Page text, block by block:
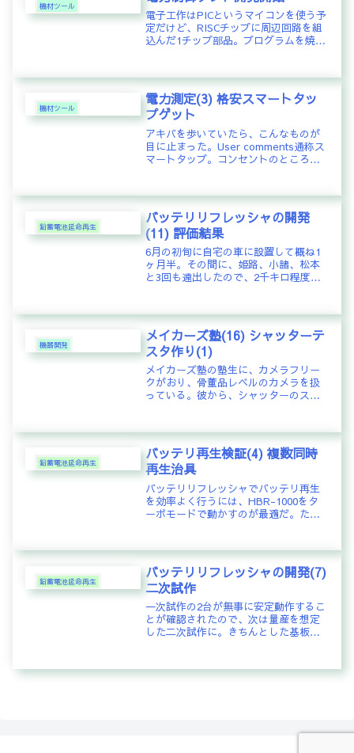
機材ツール
電子工作はPICというマイコンを使う予
定だけど、RISCチップに周辺回路を組
込んだ1チップ部品。プログラムを焼込
て、色々な種類がある。こいつに、プ
ログラムを焼込むツールがPI...
機材ツール
電力測定(3) 格安スマートタッ
プゲット
アキバを歩いていたら、こんなものが
目に止まった。User comments通称ス
マートタップ。コンセントのところに
いうもの。スマートタップなら、それ
で終わりだが、こいつはさ...
鉛蓄電池延命再生
バッテリリフレッシャの開発
(11) 評価結果
6月の初旬に自宅の車に設置して概ね1
ヶ月半。その間に、姫路、小諸、松本
と3回も遠出したので、2千キロ程度は
したのが、昨年の1月末なので、バッテ
リーは1年半使っていることに...
機器開発
メイカーズ塾(16) シャッターテ
スタ作り(1)
メイカーズ塾の塾生に、カメラフリー
クがおり、骨董品レベルのカメラを扱
っている。彼から、シャッターのスピ
ラの詳細には明るくないので、さっそ
く調べてみた。カメラには絞りと並ん
で...
鉛蓄電池延命再生
バッテリ再生検証(4) 複数同時
再生治具
バッテリリフレッシャでバッテリ再生
を効率よく行うには、HBR-1000をタ
ーボモードで動かすのが最適だ。た
エコモードでの動作となる。強制的に
ターボモードで動作させ...
鉛蓄電池延命再生
バッテリリフレッシャの開発(7)
二次試作
一次試作の2台が無事に安定動作するこ
とが確認されたので、次は量産を想定
した二次試作に。きちんとした基板を
整を不要とすることを目的に。パタン